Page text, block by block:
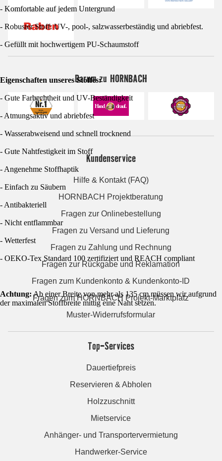
- Komfortable auf jedem Untergrund
- Robuster Stoff: UV-, pool-, salzwasserbeständig und abriebfest.
- Gefüllt mit hochwertigem PU-Schaumstoff
Eigenschaften unseres Stoffes:
- Gute Farbechtheit und UV-Beständigkeit
- Atmungsaktiv und abriebfest
- Wasserabweisend und schnell trocknend
- Gute Nahtfestigkeit im Stoff
- Angenehme Stoffhaptik
- Einfach zu Säubern
- Antibakteriell
- Nicht entflammbar
- Wetterfest
- OEKO-Tex Standard 100 zertifiziert und REACH compliant
Achtung: Ab einer Breite von mehr als 135 cm müssen wir aufgrund
der maximalen Stoffbreite mittig eine Naht setzen.
Darum zu HORNBACH
Kundenservice
Hilfe & Kontakt (FAQ)
HORNBACH Projektberatung
Fragen zur Onlinebestellung
Fragen zu Versand und Lieferung
Fragen zu Zahlung und Rechnung
Fragen zur Rückgabe und Reklamation
Fragen zum Kundenkonto & Kundenkonto-ID
Fragen zum HORNBACH Projekt-Marktplatz
Muster-Widerrufsformular
Top-Services
Dauertiefpreis
Reservieren & Abholen
Holzzuschnitt
Mietservice
Anhänger- und Transportervermietung
Handwerker-Service